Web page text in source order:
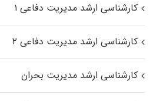
کارشناسی ارشد مدیریت دفاعی ۱
کارشناسی ارشد مدیریت دفاعی ۲
کارشناسی ارشد مدیریت بحران